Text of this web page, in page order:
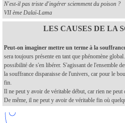
N'est-il pas triste d'ingérer sciemment du poison ?
VII ème Dalaï-Lama
LES CAUSES DE LA
Peut-on imaginer mettre un terme à la
sera toujours présente en tant que phénomène
possibilité de s'en libérer. S'agissant de l'ensemble
la souffrance disparaisse de l'univers, car pour le
fin.
Il ne peut y avoir de véritable début, car rien ne peut
De même, il ne peut y avoir de véritable fin où